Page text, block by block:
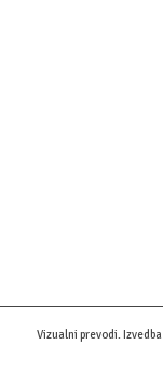
Vizualni prevodi. Izvedba